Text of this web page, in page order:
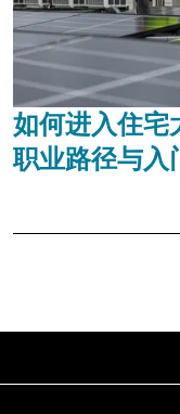
如何进入住宅
职业路径与入